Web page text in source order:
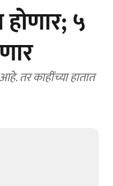
५
तर काहींच्या हातात